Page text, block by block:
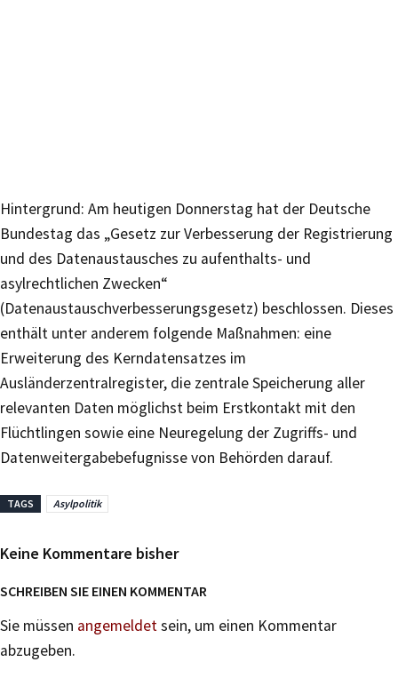
Hintergrund: Am heutigen Donnerstag hat der Deutsche
Bundestag das „Gesetz zur Verbesserung der Registrierung
und des Datenaustausches zu aufenthalts- und
asylrechtlichen Zwecken“
(Datenaustauschverbesserungsgesetz) beschlossen. Dieses
enthält unter anderem folgende Maßnahmen: eine
Erweiterung des Kerndatensatzes im
Ausländerzentralregister, die zentrale Speicherung aller
relevanten Daten möglichst beim Erstkontakt mit den
Flüchtlingen sowie eine Neuregelung der Zugriffs- und
Datenweitergabebefugnisse von Behörden darauf.
TAGS Asylpolitik
Keine Kommentare bisher
SCHREIBEN SIE EINEN KOMMENTAR
Sie müssen angemeldetsein, um einen Kommentar
abzugeben.